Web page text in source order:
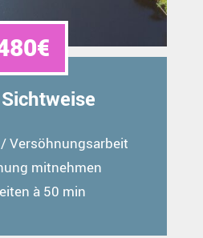
Versöhnungsarbeit
mitnehmen
à 50 min